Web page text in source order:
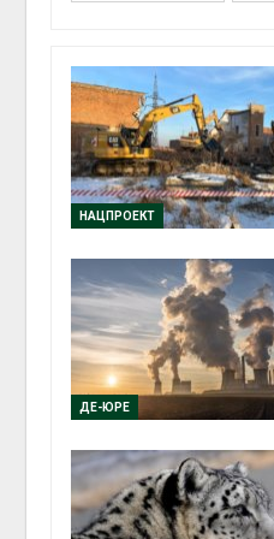
НАЦПРОЕКТ
ДЕ-ЮРЕ